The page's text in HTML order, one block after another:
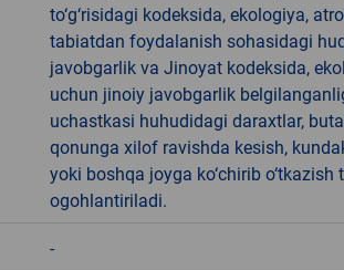
to‘g‘risidagi kodeksida, ekologiya,
tabiatdan foydalanish sohasidagi
javobgarlik va Jinoyat kodeksida,
uchun jinoiy javobgarlik
uchastkasi huhudidagi daraxtlar,
qonunga xilof ravishda kesish,
yoki boshqa joyga ko‘chirib o‘tkazish
ogohlantiriladi.
-